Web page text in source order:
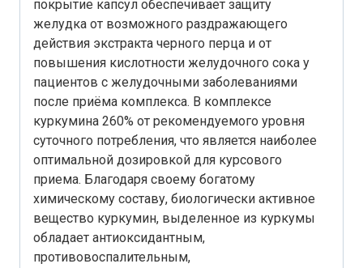
покрытие капсул обеспечивает защиту
желудка от возможного раздражающего
действия экстракта черного перца и от
повышения кислотности желудочного сока у
пациентов с желудочными заболеваниями
после приёма комплекса. В комплексе
куркумина 260% от рекомендуемого уровня
суточного потребления, что является наиболее
оптимальной дозировкой для курсового
приема. Благодаря своему богатому
химическому составу, биологически активное
вещество куркумин, выделенное из куркумы
обладает антиоксидантным,
противовоспалительным,